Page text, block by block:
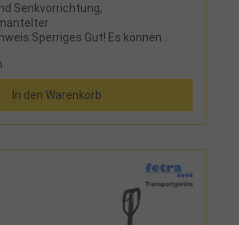
Senkvorrichtung,
Gut! Es können
In den Warenkorb